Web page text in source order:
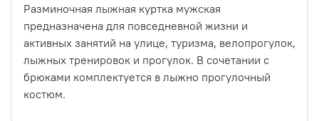
Разминочная лыжная куртка мужская
предназначена для повседневной жизни и
активных занятий на улице, туризма, велопрогулок,
лыжных тренировок и прогулок. В сочетании с
брюками комплектуется в лыжно прогулочный
костюм.